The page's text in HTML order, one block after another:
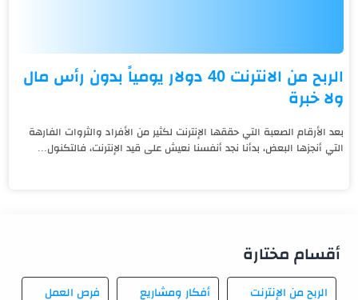
الربح من الانترنت 40 دولار يومياً بدون رأس مال
ولا خبرة
بعد الأرقام الصعبة التي حققها الإنترنت لكثير من الأفراد والثروات الفارهة
التي أنجزها البعض، بدأنا نجد أنفسنا نعيش على قيد الإنترنت، فالتكنول...
أقسام مختارة
الربح من الإنترنت أفكار ومشاريع فرص العمل